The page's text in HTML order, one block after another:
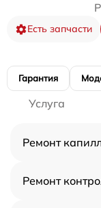
Есть запчасти
Гарантия
Услуга
Ремонт
Ремонт